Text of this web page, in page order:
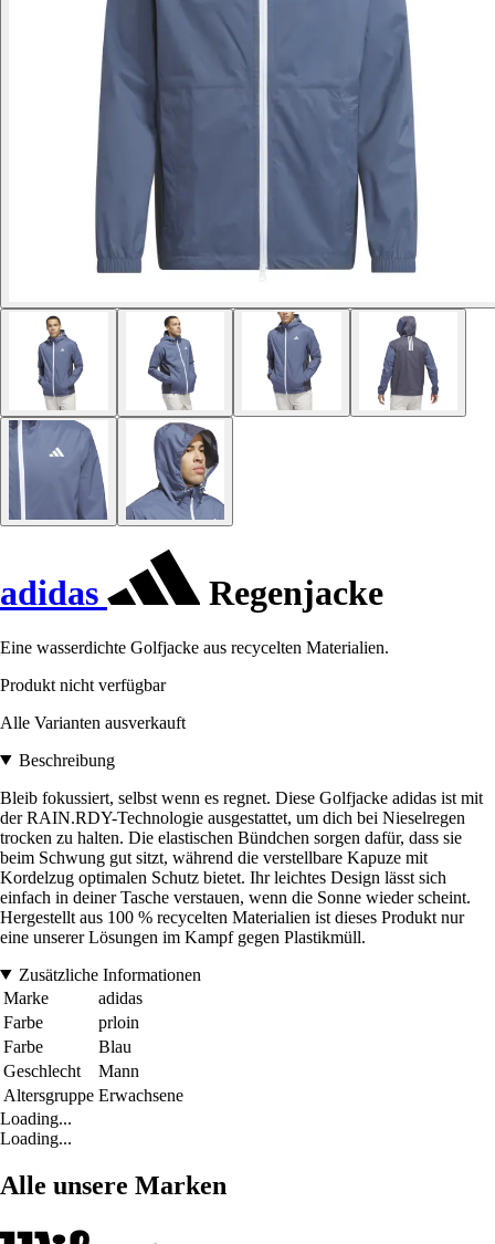
adidas Regenjacke
Eine wasserdichte Golfjacke aus recycelten Materialien.
Produkt nicht verfügbar
Alle Varianten ausverkauft
Beschreibung
Bleib fokussiert, selbst wenn es regnet. Diese Golfjacke adidas ist mit
der RAIN.RDY-Technologie ausgestattet, um dich bei Nieselregen
trocken zu halten. Die elastischen Bündchen sorgen dafür, dass sie
beim Schwung gut sitzt, während die verstellbare Kapuze mit
Kordelzug optimalen Schutz bietet. Ihr leichtes Design lässt sich
einfach in deiner Tasche verstauen, wenn die Sonne wieder scheint.
Hergestellt aus 100 % recycelten Materialien ist dieses Produkt nur
eine unserer Lösungen im Kampf gegen Plastikmüll.
Zusätzliche Informationen
Marke
adidas
Farbe
prloin
Farbe
Blau
Geschlecht
Mann
Altersgruppe Erwachsene
Loading...
Loading...
Alle unsere Marken